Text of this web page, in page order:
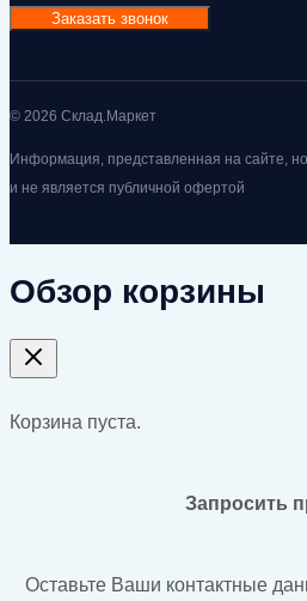
Заказать звонок
© 2026 Склад.Маркет
Информация, представленная на сайте,
и не является публичной офертой
Обзор корзины
Корзина пуста.
Запросить
Оставьте Ваши контактные